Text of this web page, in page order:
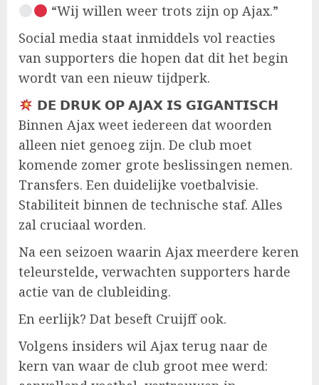
“Wij willen weer trots zijn op Ajax.”
Social media staat inmiddels vol reacties
van supporters die hopen dat dit het begin
wordt van een nieuw tijdperk.
𝗗𝗘 𝗗𝗥𝗨𝗞 𝗢𝗣 𝗔𝗝𝗔𝗫 𝗜𝗦 𝗚𝗜𝗚𝗔𝗡𝗧𝗜𝗦𝗖𝗛
Binnen Ajax weet iedereen dat woorden
alleen niet genoeg zijn. De club moet
komende zomer grote beslissingen nemen.
Transfers. Een duidelijke voetbalvisie.
Stabiliteit binnen de technische staf. Alles
zal cruciaal worden.
Na een seizoen waarin Ajax meerdere keren
teleurstelde, verwachten supporters harde
actie van de clubleiding.
En eerlijk? Dat beseft Cruijff ook.
Volgens insiders wil Ajax terug naar de
kern van waar de club groot mee werd: